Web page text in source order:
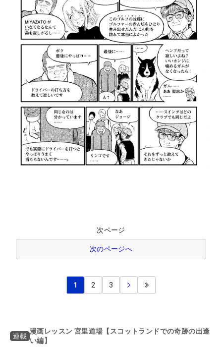
次ページ
次のページへ
1 2 3
連載
漫画レッスン 宮里道場【スコットランドでの奇跡の出逢
い編】